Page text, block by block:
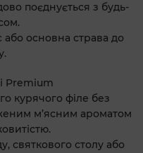
поєднується з будь-
або основна страва до
Premium
курячого філе без
м’ясним ароматом
святкового столу або